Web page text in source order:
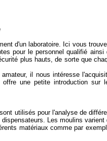
d'un laboratoire. Ici vous
pour le personnel qualifié
plus hauts, de sorte que
il nous intéresse
une petite introduction sur
utilisés pour l'analyse de
Les moulins
matériaux comme par